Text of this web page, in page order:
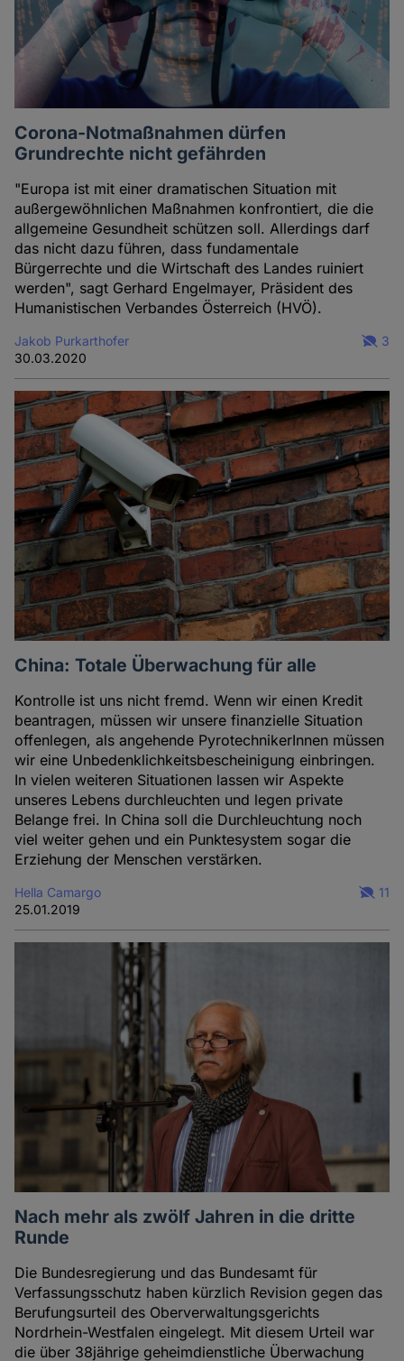
Corona-Notmaßnahmen dürfen
Grundrechte nicht gefährden
"Europa ist mit einer dramatischen Situation mit
außergewöhnlichen Maßnahmen konfrontiert, die die
allgemeine Gesundheit schützen soll. Allerdings darf
das nicht dazu führen, dass fundamentale
Bürgerrechte und die Wirtschaft des Landes ruiniert
werden", sagt Gerhard Engelmayer, Präsident des
Humanistischen Verbandes Österreich (HVÖ).
Jakob Purkarthofer
30.03.2020
3
China: Totale Überwachung für alle
Kontrolle ist uns nicht fremd. Wenn wir einen Kredit
beantragen, müssen wir unsere finanzielle Situation
offenlegen, als angehende PyrotechnikerInnen müssen
wir eine Unbedenklichkeitsbescheinigung einbringen.
In vielen weiteren Situationen lassen wir Aspekte
unseres Lebens durchleuchten und legen private
Belange frei. In China soll die Durchleuchtung noch
viel weiter gehen und ein Punktesystem sogar die
Erziehung der Menschen verstärken.
Hella Camargo
25.01.2019
11
Nach mehr als zwölf Jahren in die dritte
Runde
Die Bundesregierung und das Bundesamt für
Verfassungsschutz haben kürzlich Revision gegen das
Berufungsurteil des Oberverwaltungsgerichts
Nordrhein-Westfalen eingelegt. Mit diesem Urteil war
die über 38jährige geheimdienstliche Überwachung